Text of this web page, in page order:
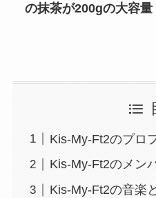
の抹茶が200gの大容量
Kis-My-Ft2のプロ
Kis-My-Ft2のメン
Kis-My-Ft2の音楽